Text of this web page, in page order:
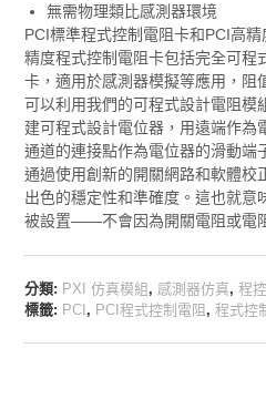
無需物理類比感測器環境
PCI標準程式控制電阻卡和PCI高
精度程式控制電阻卡包括完全可程
卡，適用於感測器模擬等應用，
可以利用我們的可程式設計電阻模
建可程式設計電位器，用遠端作為
通道的連接點作為電位器的滑動端
通過使用創新的開關網路和軟體校
出色的穩定性和準確度。這也就意
被設置——不會因為開關電阻或電
分類: PXI 仿真模組 , 感測器仿真,程
標籤: PCI , PCI程式控制電阻 ,程式控